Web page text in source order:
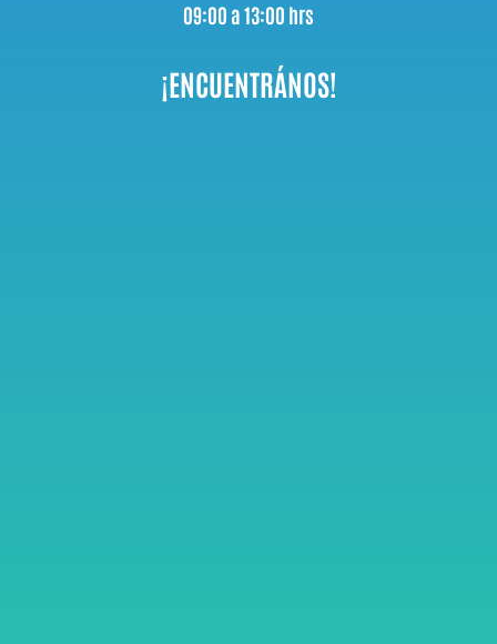
09:00 a 13:00 hrs
¡ENCUENTRÁNOS!